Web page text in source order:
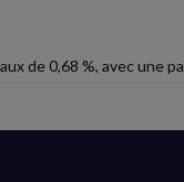
de 0,68 %, avec une